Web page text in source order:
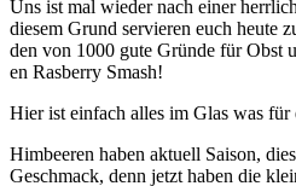
Uns ist mal wie­der nach einer
die­sem Grund ser­vie­ren euch heu­te
den von 1000 gute Grün­de für Obst
en Rasber­ry Smash!
Hier ist ein­fach alles im Glas was
Him­bee­ren haben aktu­ell Sai­son,
Geschmack, denn jetzt haben die